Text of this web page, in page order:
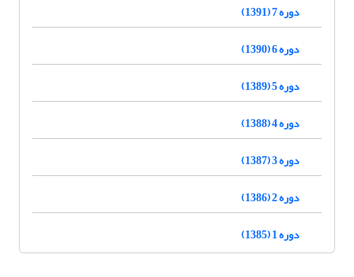
دوره 7 (1391)
دوره 6 (1390)
دوره 5 (1389)
دوره 4 (1388)
دوره 3 (1387)
دوره 2 (1386)
دوره 1 (1385)